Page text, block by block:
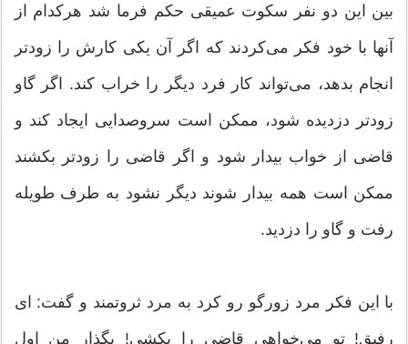
بین این دو نفر سكوت عمیقی حكم فرما شد هركدام از
آنها با خود فكر می‌كردند كه اگر آن یكی كارش را زودتر
انجام بدهد، می‌تواند كار فرد دیگر را خراب كند. اگر گاو
زودتر دزدیده شود، ممكن است سروصدایی ایجاد كند و
قاضی از خواب بیدار شود و اگر قاضی را زودتر بكشند
ممكن است همه بیدار شوند دیگر نشود به طرف طویله
رفت و گاو را دزدید.
با این فكر مرد زورگو رو كرد به مرد ثروتمند و گفت: ‌ای
رفیق! تو می‌خواهی قاضی را بكشی! بگذار من اول